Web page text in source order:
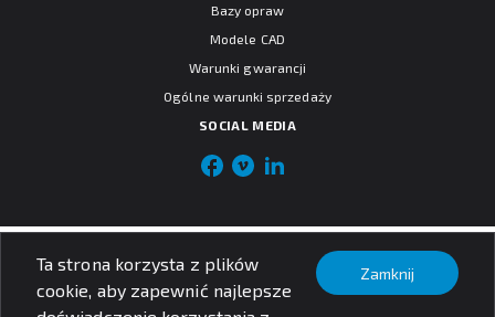
Ta strona korzysta z plików
cookie, aby zapewnić najlepsze
Zamknij
Bazy opraw
Modele CAD
Warunki gwarancji
Ogólne warunki sprzedaży
SOCIAL MEDIA
© PXF Lighting sp. z o.o.
Nota prawna
Polityka prywatności